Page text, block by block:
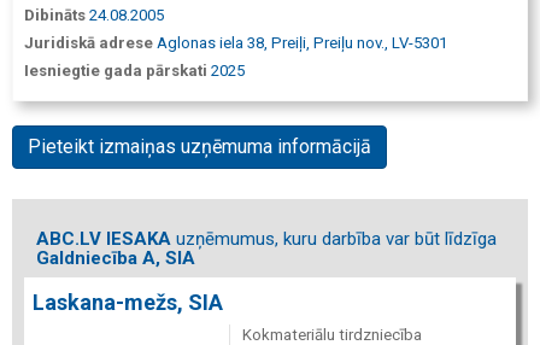
Dibināts 24.08.2005
Juridiskā adrese Aglonas iela 38, Preiļi, Preiļu nov., LV-5301
Iesniegtie gada pārskati 2025
Pieteikt izmaiņas uzņēmuma informācijā
ABC.LV IESAKA uzņēmumus, kuru darbība var būt līdzīga
Galdniecība A, SIA
Laskana-mežs, SIA
Kokmateriālu tirdzniecība